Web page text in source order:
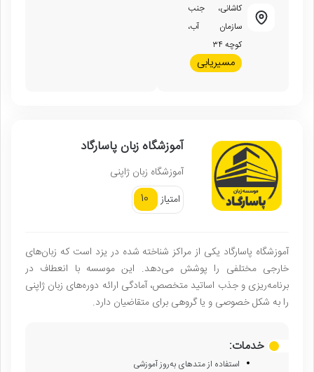
کاشانی، جنب
سازمان آب،
کوچه ۳۴
مسیریابی
آموزشگاه زبان پاسارگاد
آموزشگاه زبان ژاپنی
امتیاز
10
آموزشگاه پاسارگاد یکی از مراکز شناخته شده در یزد است که زبان‌های
خارجی مختلفی را پوشش می‌دهد. این موسسه با انعطاف در
برنامه‌ریزی و جذب اساتید متخصص، آمادگی ارائه دوره‌های زبان ژاپنی
را به شکل خصوصی و یا گروهی برای متقاضیان دارد.
خدمات:
استفاده از متدهای به‌روز آموزشی